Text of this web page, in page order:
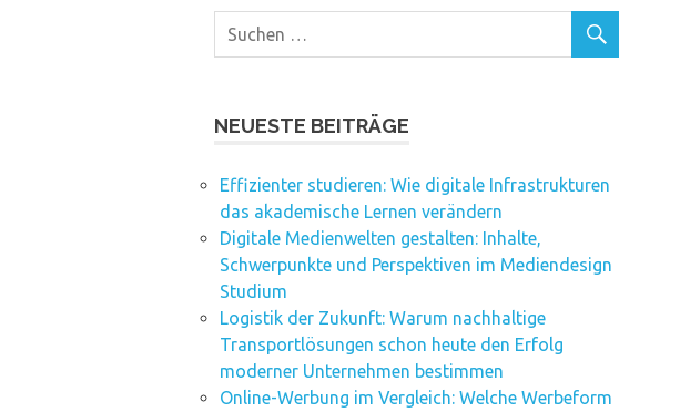
NEUESTE BEITRÄGE
Effizienter studieren: Wie digitale Infrastrukturen
das akademische Lernen verändern
Digitale Medienwelten gestalten: Inhalte,
Schwerpunkte und Perspektiven im Mediendesign
Studium
Logistik der Zukunft: Warum nachhaltige
Transportlösungen schon heute den Erfolg
moderner Unternehmen bestimmen
Online-Werbung im Vergleich: Welche Werbeform